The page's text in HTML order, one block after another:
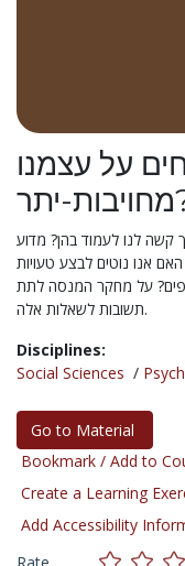
על עצמנו
יתר?
קשה לנו לעמוד בהן? מדוע
אנו נוטים לבצע טעויות
על מחקר המנסה לתת
תשובות לשאלות אלה.
Disciplines:
Social Sciences /
Go to Material
Bookmark / Add to
Create a Learning
Add Accessibility
Rate